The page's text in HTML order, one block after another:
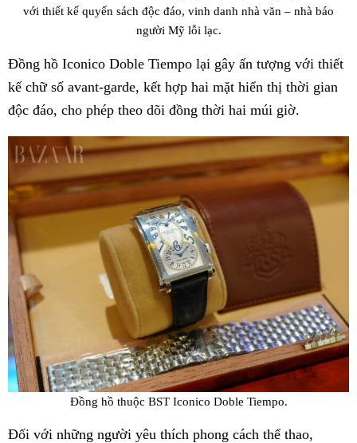
với thiết kế quyển sách độc đáo, vinh danh nhà văn – nhà báo
người Mỹ lỗi lạc.
Đồng hồ Iconico Doble Tiempo lại gây ấn tượng với thiết
kế chữ số avant-garde, kết hợp hai mặt hiển thị thời gian
độc đáo, cho phép theo dõi đồng thời hai múi giờ.
Đồng hồ thuộc BST Iconico Doble Tiempo.
Đối với những người yêu thích phong cách thể thao,